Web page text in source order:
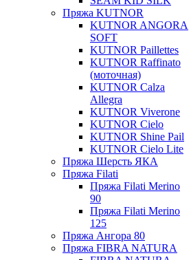
Пряжа KUTNOR
KUTNOR ANGORA
SOFT
KUTNOR Paillettes
KUTNOR Raffinato
(моточная)
KUTNOR Calza
Allegra
KUTNOR Viverone
KUTNOR Cielo
KUTNOR Shine Pail
KUTNOR Cielo Lite
Пряжа Шерсть ЯКА
Пряжа Filati
Пряжа Filati Merino
90
Пряжа Filati Merino
125
Пряжа Ангора 80
Пряжа FIBRA NATURA